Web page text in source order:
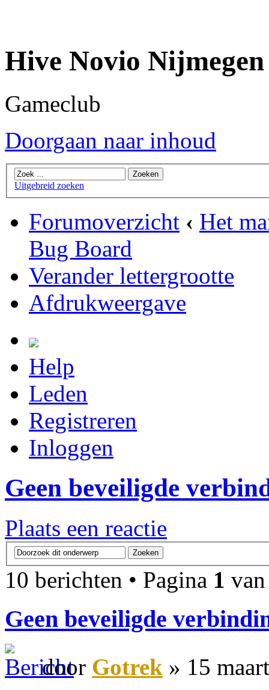
Hive Novio Nijmegen
Gameclub
Doorgaan naar inhoud
Uitgebreid zoeken
Forumoverzicht ‹ Het
Bug Board
Verander lettergrootte
Afdrukweergave
Help
Leden
Registreren
Inloggen
Geen beveiligde
Plaats een reactie
10 berichten • Pagina 1
Geen beveiligde
door Gotrek » 15